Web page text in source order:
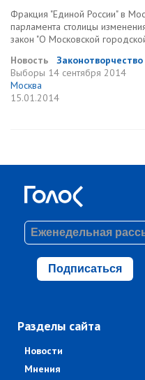
Фракция "Единой России" в
парламента столицы
закон "О Московской
Новость
Законотворчество
Выборы 14 сентября 2014
Москва
15.01.2014
Подписаться
Разделы сайта
Новости
Мнения